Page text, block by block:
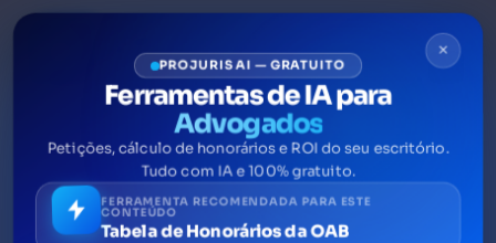
Como capturar andamentos
dos sites dos tribunais?
×
PROJURIS AI — GRATUITO
Ferramentas de IA para
Advogados
Petições, cálculo de honorários e ROI do seu escritório.
Tudo com IA e 100% gratuito.
FERRAMENTA RECOMENDADA PARA ESTE
CONTEÚDO
Tabela de Honorários da OAB